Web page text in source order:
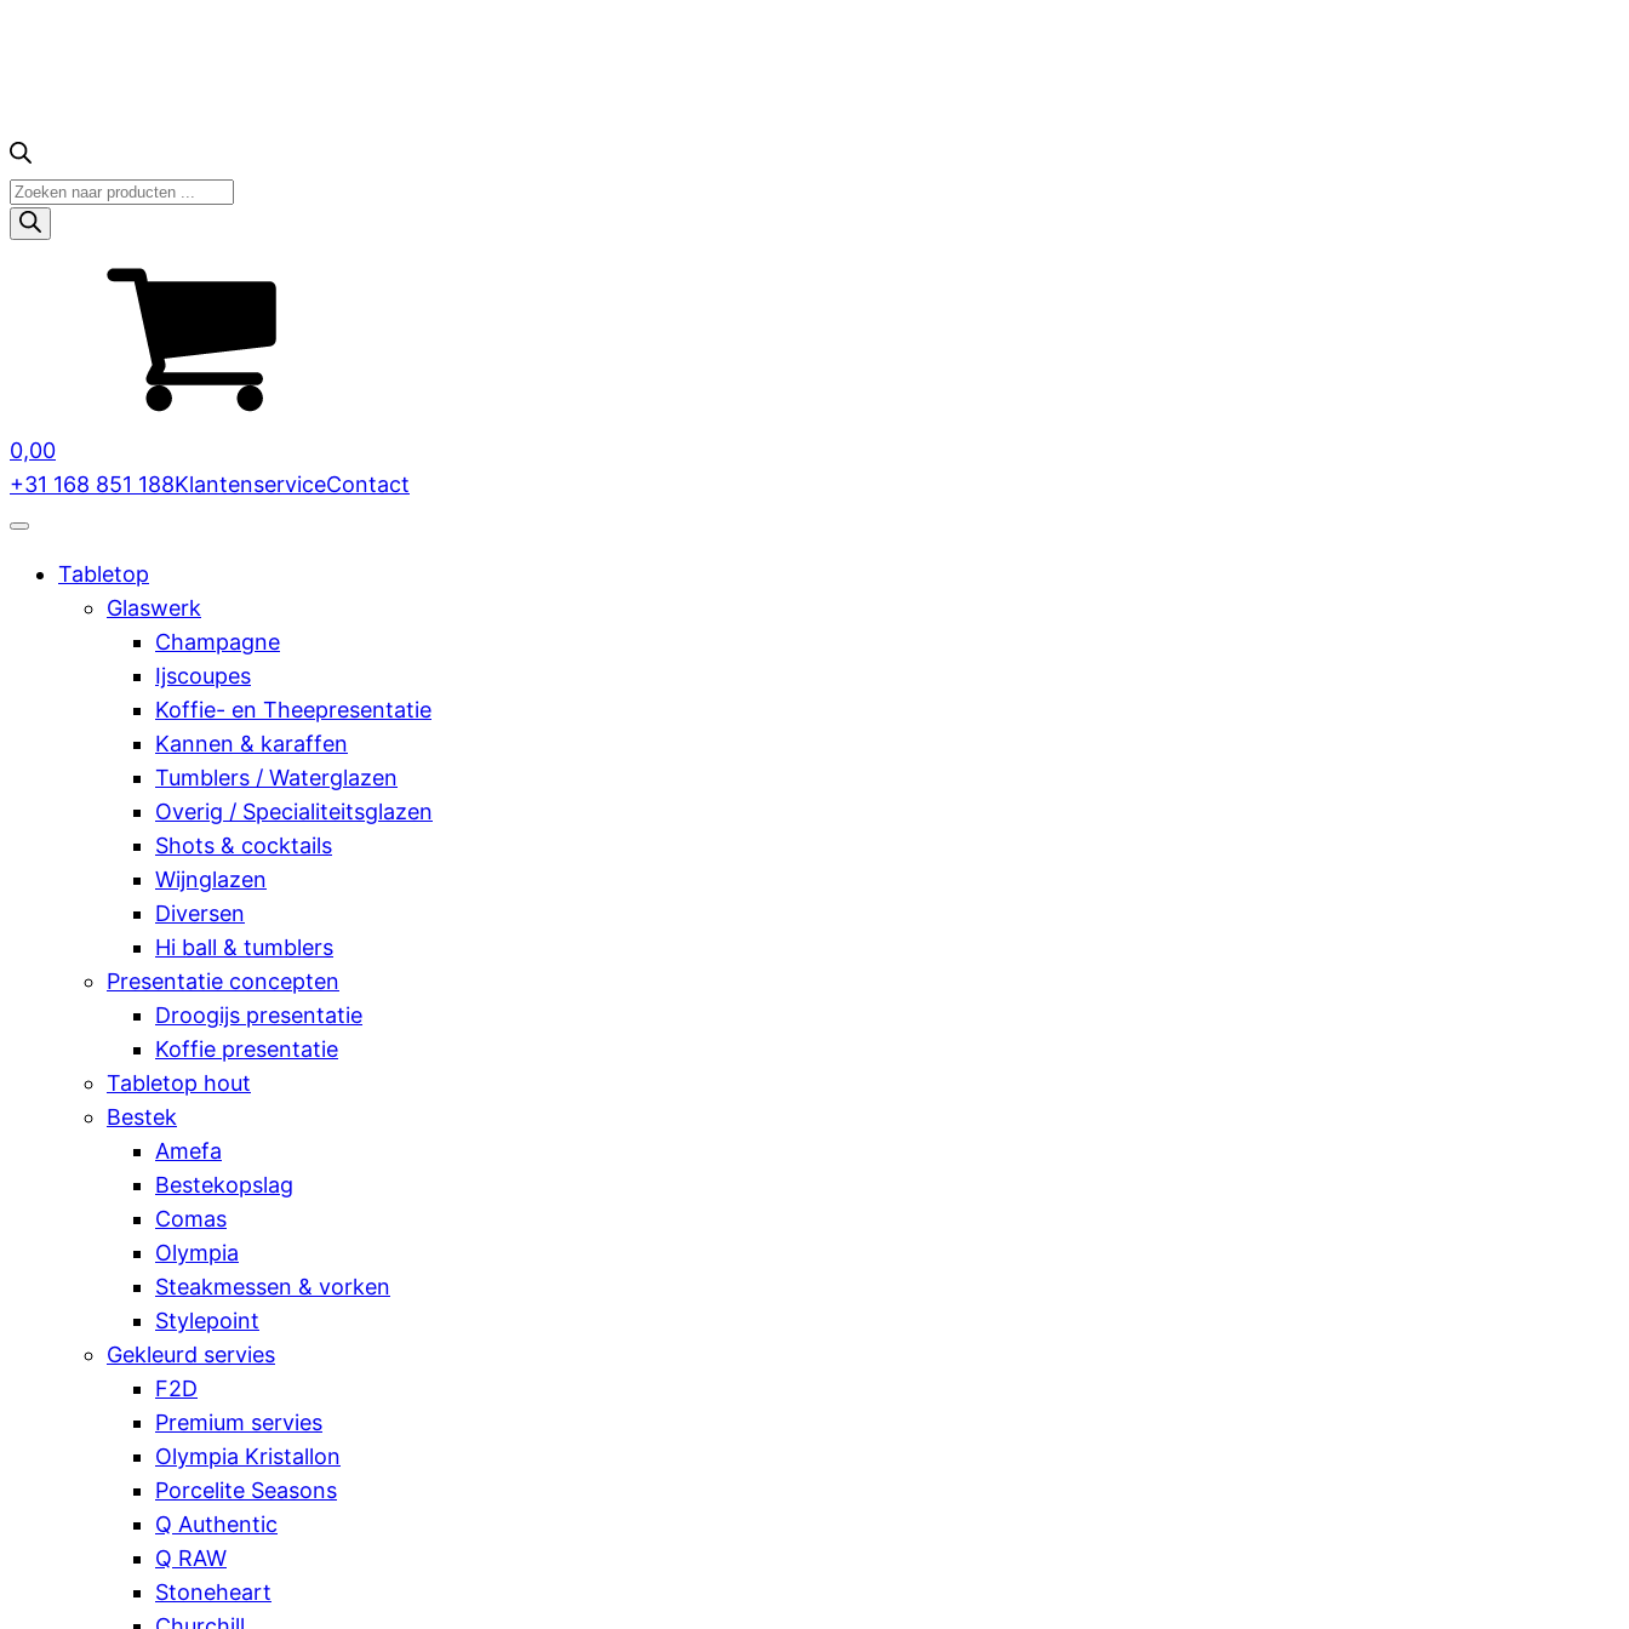
Producten
zoeken
0,00
+31 168 851 188KlantenserviceContact
Tabletop
Glaswerk
Champagne
Ijscoupes
Koffie- en Theepresentatie
Kannen & karaffen
Tumblers / Waterglazen
Overig / Specialiteitsglazen
Shots & cocktails
Wijnglazen
Diversen
Hi ball & tumblers
Presentatie concepten
Droogijs presentatie
Koffie presentatie
Tabletop hout
Bestek
Amefa
Bestekopslag
Comas
Olympia
Steakmessen & vorken
Stylepoint
Gekleurd servies
F2D
Premium servies
Olympia Kristallon
Porcelite Seasons
Q Authentic
Q RAW
Stoneheart